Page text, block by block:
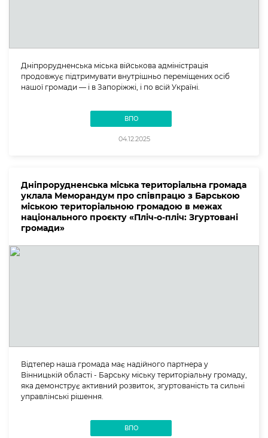
Дніпрорудненська міська військова адміністрація
продовжує підтримувати внутрішньо переміщених осіб
нашої громади — і в Запоріжжі, і по всій Україні.
ВПО
04.12.2025
Дніпрорудненська міська територіальна громада
уклала Меморандум про співпрацю з Барською
міською територіальною громадою в межах
національного проєкту «Пліч-о-пліч: Згуртовані
громади»
Відтепер наша громада має надійного партнера у
Вінницькій області - Барську міську територіальну громаду,
яка демонструє активний розвиток, згуртованість та сильні
управлінські рішення.
ВПО